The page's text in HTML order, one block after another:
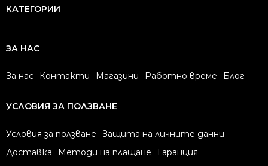
КАТЕГОРИИ
ЗА НАС
За нас Контакти Магазини Работно време Блог
УСЛОВИЯ ЗА ПОЛЗВАНЕ
Условия за ползване
Защита на личните данни
Доставка
Методи на плащане
Гаранция